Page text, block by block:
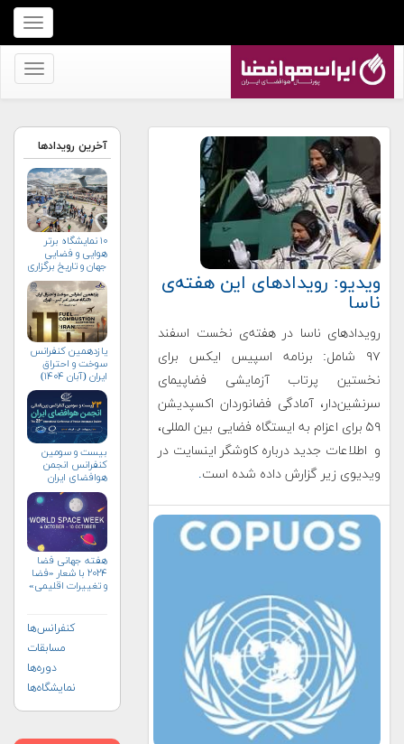
برای
نمایش
منو
برای
کنید
ویدیو: رویدادهای این هفته‌ی
ناسا
رویدادهای ناسا در هفته‌ی نخست اسفند
۹۷ شامل: برنامه اسپیس ایکس برای
نخستین پرتاب آزمایشی فضاپیمای
سرنشین‌دار، آمادگی فضانوردان اکسپدیشن
۵۹ برای اعزام به ایستگاه فضایی بین المللی،
و اطلاعات جدید درباره کاوشگر اینسایت در
ویدیوی زیر گزارش داده شده است.
آخرین رویدادها
۱۰ نمایشگاه برتر
هوایی و فضایی
جهان و تاریخ برگزاری
آن‌ها
یازدهمین کنفرانس
سوخت و احتراق
ایران (آبان‌ ۱۴۰۴)
بیست و سومین
کنفرانس انجمن
هوافضای ايران
هفته جهانی فضا
۲۰۲۴ با شعار «فضا
و تغییرات اقلیمی»
کنفرانس‌ها
مسابقات
دوره‌ها
نمایشگاه‌ها